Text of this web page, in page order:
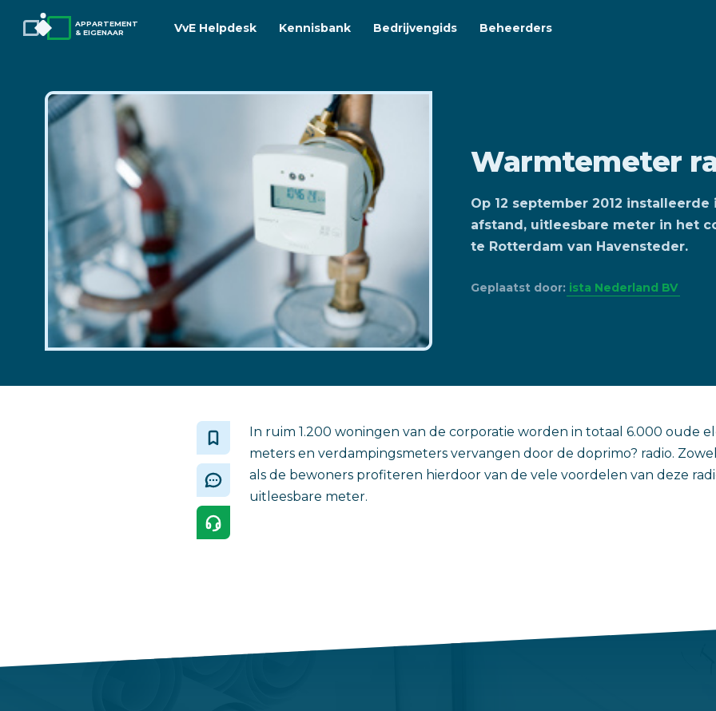
APPARTEMENT
& EIGENAAR
VvE Helpdesk Kennisbank Bedrijvengids Beheerders
Warmtemeter
Op 12 september 2012
afstand, uitleesbare meter in het
te Rotterdam van Havensteder.
Geplaatst door: ista Nederland BV
In ruim 1.200 woningen van de corporatie worden in totaal 6.000 oude
meters en verdampingsmeters vervangen door de doprimo? radio.
als de bewoners profiteren hierdoor van de vele voordelen van deze
uitleesbare meter.